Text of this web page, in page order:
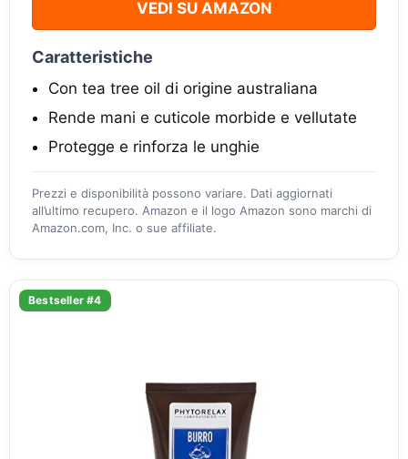
VEDI SU AMAZON
Caratteristiche
Con tea tree oil di origine australiana
Rende mani e cuticole morbide e vellutate
Protegge e rinforza le unghie
Prezzi e disponibilità possono variare. Dati aggiornati
all’ultimo recupero. Amazon e il logo Amazon sono marchi di
Amazon.com, Inc. o sue affiliate.
Bestseller #4